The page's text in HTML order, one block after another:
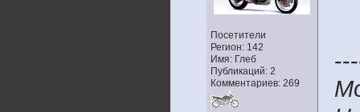
Посетители
Регион: 142
Имя: Глеб
Публикаций: 2
Комментариев: 269